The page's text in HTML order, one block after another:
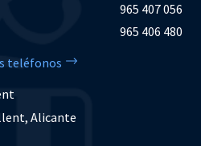
965 407 056
965 406 480
teléfonos
Alicante